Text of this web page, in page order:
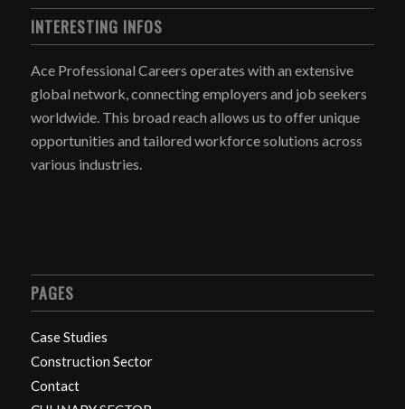
INTERESTING INFOS
Ace Professional Careers operates with an extensive
global network, connecting employers and job seekers
worldwide. This broad reach allows us to offer unique
opportunities and tailored workforce solutions across
various industries.
PAGES
Case Studies
Construction Sector
Contact